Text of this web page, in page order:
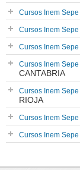
Cursos Inem
Cursos Inem
Cursos Inem
Cursos Inem
CANTABRIA
Cursos Inem
RIOJA
Cursos Inem
Cursos Inem